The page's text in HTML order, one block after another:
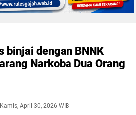
binjai dengan BNNK
Narkoba Dua Orang
April 30, 2026 WIB